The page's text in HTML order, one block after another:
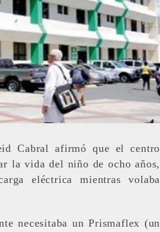
la vida del niño de ocho años,
eléctrica mientras volaba
necesitaba un Prismaflex (un